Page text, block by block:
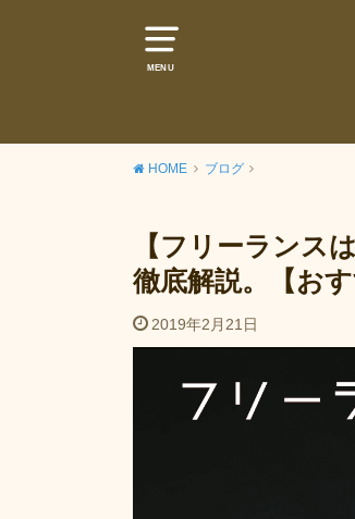
MENU
HOME ブログ
【フリーランス
徹底解説。【お
2019年2月21日